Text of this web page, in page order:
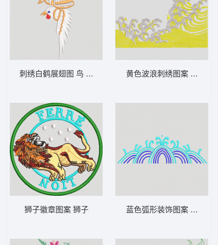
刺绣白鹤展翅图 鸟 靓花
狮子徽章图案 狮子
黄色波浪刺绣图案 波浪
蓝色弧形装饰图案 波浪